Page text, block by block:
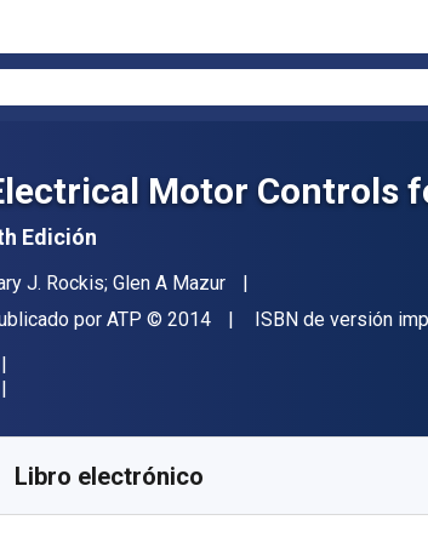
Motor Controls
Edición
J. Rockis; Glen A Mazur
por ATP Copyright
© 2014 ISBN de versión
Libro electrónico